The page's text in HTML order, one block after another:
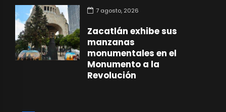
7 agosto, 2026
Zacatlán exhibe sus
manzanas
monumentales en el
Monumento a la
Revolución